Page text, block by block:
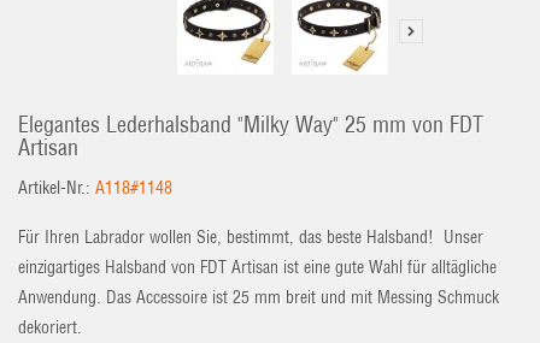
Elegantes Lederhalsband "Milky Way" 25 mm von FDT
Artisan
Artikel-Nr.: A118#1148
Für Ihren Labrador wollen Sie, bestimmt, das beste Halsband! Unser
einzigartiges Halsband von FDT Artisan ist eine gute Wahl für alltägliche
Anwendung. Das Accessoire ist 25 mm breit und mit Messing Schmuck
dekoriert.